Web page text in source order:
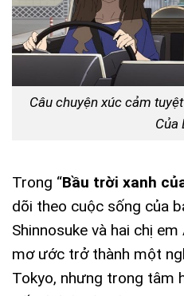
Câu chuyện xúc cảm
Của
Trong “Bầu trời xanh
dõi theo cuộc sống của
Shinnosuke và hai chị
mơ ước trở thành một
Tokyo, nhưng trong tâm